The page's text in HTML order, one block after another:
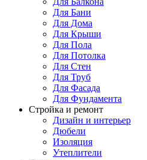
Для Бани
Для Дома
Для Крыши
Для Пола
Для Потолка
Для Стен
Для Труб
Для Фасада
Для Фундамента
Стройка и ремонт
Дизайн и интерьер
Дюбели
Изоляция
Утеплители